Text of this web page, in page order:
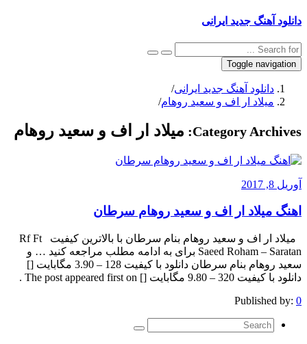
دانلود آهنگ جدید ایرانی
Toggle navigation
دانلود آهنگ جدید ایرانی/
میلاد ار اف و سعید روهام/
Category Archives: میلاد ار اف و سعید روهام
آوریل 8, 2017
اهنگ میلاد ار اف و سعید روهام سرطان
میلاد ار اف و سعید روهام بنام سرطان با بالاترین کیفیت Rf Ft
Saeed Roham – Saratan برای به ادامه مطلب مراجعه کنید … و
سعید روهام بنام سرطان دانلود با کیفیت 128 – 3.90 مگابایت []
دانلود با کیفیت 320 – 9.80 مگابایت [] The post appeared first on .
Published by: 0